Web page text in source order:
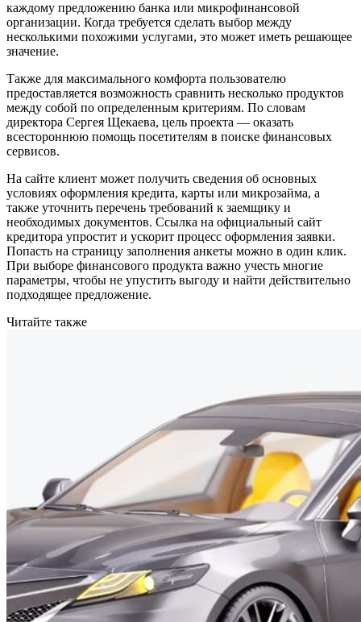
каждому предложению банка или микрофинансовой
организации. Когда требуется сделать выбор между
несколькими похожими услугами, это может иметь решающее
значение.
Также для максимального комфорта пользователю
предоставляется возможность сравнить несколько продуктов
между собой по определенным критериям. По словам
директора Сергея Щекаева, цель проекта — оказать
всестороннюю помощь посетителям в поиске финансовых
сервисов.
На сайте клиент может получить сведения об основных
условиях оформления кредита, карты или микрозайма, а
также уточнить перечень требований к заемщику и
необходимых документов. Ссылка на официальный сайт
кредитора упростит и ускорит процесс оформления заявки.
Попасть на страницу заполнения анкеты можно в один клик.
При выборе финансового продукта важно учесть многие
параметры, чтобы не упустить выгоду и найти действительно
подходящее предложение.
Читайте также